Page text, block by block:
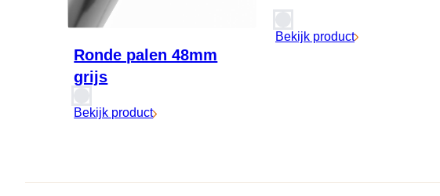
Ronde palen 48mm
grijs
Bekijk product
Bekijk product